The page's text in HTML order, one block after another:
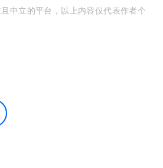
中立的平台，以上内容仅代表作者个